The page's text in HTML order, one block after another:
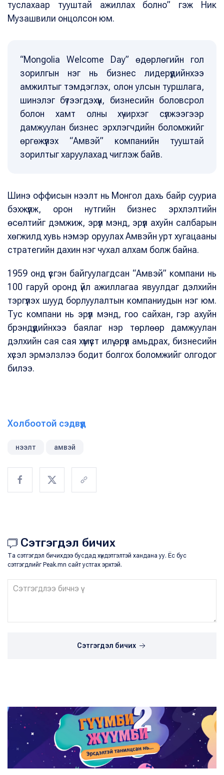
туслахаар тууштай ажиллах болно” гэж Ник
Музашвили онцолсон юм.
“Mongolia Welcome Day” өдөрлөгийн гол
зорилгын нэг нь бизнес лидерүүдийнхээ
амжилтыг тэмдэглэх, олон улсын туршлага,
шинэлэг бүтээгдэхүүн, бизнесийн боловсрол
болон хамт олны хүчирхэг сүлжээгээр
дамжуулан бизнес эрхлэгчдийн боломжийг
өргөжүүлэх “Амвэй” компанийн тууштай
зорилтыг харуулахад чиглэж байв.
Шинэ оффисын нээлт нь Монгол дахь байр сууриа
бэхжүүлж, орон нутгийн бизнес эрхлэлтийн
өсөлтийг дэмжиж, эрүүл мэнд, эрүүл ахуйн салбарын
хөгжилд хувь нэмэр оруулах Амвэйн урт хугацааны
стратегийн дахин нэг чухал алхам болж байна.
1959 онд үүсгэн байгуулагдсан “Амвэй” компани нь
100 гаруй оронд үйл ажиллагаа явуулдаг дэлхийн
тэргүүлэх шууд борлуулалтын компаниудын нэг юм.
Тус компани нь эрүүл мэнд, гоо сайхан, гэр ахуйн
брэндүүдийнхээ баялаг нэр төрлөөр дамжуулан
дэлхийн сая сая хүмүүст илүү эрүүл амьдрах, бизнесийн
хүсэл эрмэлзлээ бодит болгох боломжийг олгодог
билээ.
Холбоотой сэдвүүд
нээлт амвэй
Сэтгэгдэл бичих
Та сэтгэгдэл бичихдээ бусдад хүндэтгэлтэй хандана уу. Ёс бус
сэтгэгдлийг Peak.mn сайт устгах эрхтэй.
Сэтгэгдэл бичих